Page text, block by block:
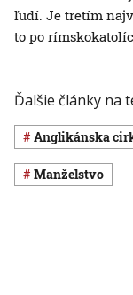
ľudí. Je tretím
to po
Ďalšie články na
anglikánska
manželstvo